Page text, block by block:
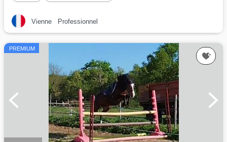
Vienne Professionnel
PREMIUM